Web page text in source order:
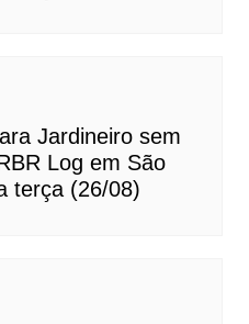
Jardineiro sem
Log em São
terça (26/08)